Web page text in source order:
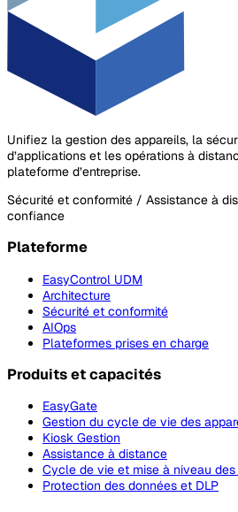
Unifiez la gestion des appareils, la
d’applications et les opérations à
plateforme d’entreprise.
Sécurité et conformité / Assistance à
confiance
Plateforme
EasyControl UDM
Architecture
Sécurité et conformité
AIOps
Plateformes prises en charge
Produits et capacités
EasyGate
Gestion du cycle de vie des
Kiosk Gestion
Assistance à distance
Cycle de vie et mise à niveau
Protection des données et DLP